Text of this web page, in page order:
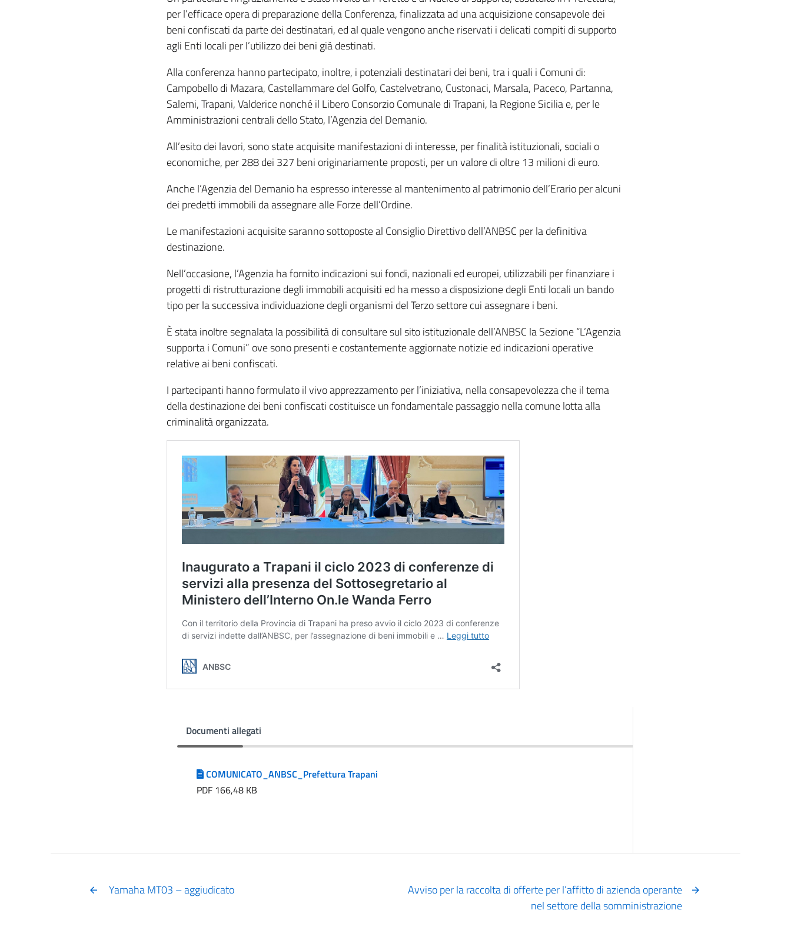
per l’efficace opera di preparazione della Conferenza, finalizzata ad una acquisizione consapevole dei
beni confiscati da parte dei destinatari, ed al quale vengono anche riservati i delicati compiti di supporto
agli Enti locali per l’utilizzo dei beni già destinati.
Alla conferenza hanno partecipato, inoltre, i potenziali destinatari dei beni, tra i quali i Comuni di:
Campobello di Mazara, Castellammare del Golfo, Castelvetrano, Custonaci, Marsala, Paceco, Partanna,
Salemi, Trapani, Valderice nonché il Libero Consorzio Comunale di Trapani, la Regione Sicilia e, per le
Amministrazioni centrali dello Stato, l’Agenzia del Demanio.
All’esito dei lavori, sono state acquisite manifestazioni di interesse, per finalità istituzionali, sociali o
economiche, per 288 dei 327 beni originariamente proposti, per un valore di oltre 13 milioni di euro.
Anche l’Agenzia del Demanio ha espresso interesse al mantenimento al patrimonio dell’Erario per alcuni
dei predetti immobili da assegnare alle Forze dell’Ordine.
Le manifestazioni acquisite saranno sottoposte al Consiglio Direttivo dell’ANBSC per la definitiva
destinazione.
Nell’occasione, l’Agenzia ha fornito indicazioni sui fondi, nazionali ed europei, utilizzabili per finanziare i
progetti di ristrutturazione degli immobili acquisiti ed ha messo a disposizione degli Enti locali un bando
tipo per la successiva individuazione degli organismi del Terzo settore cui assegnare i beni.
È stata inoltre segnalata la possibilità di consultare sul sito istituzionale dell’ANBSC la Sezione “L’Agenzia
supporta i Comuni” ove sono presenti e costantemente aggiornate notizie ed indicazioni operative
relative ai beni confiscati.
I partecipanti hanno formulato il vivo apprezzamento per l’iniziativa, nella consapevolezza che il tema
della destinazione dei beni confiscati costituisce un fondamentale passaggio nella comune lotta alla
criminalità organizzata.
Documenti allegati
COMUNICATO_ANBSC_Prefettura Trapani
PDF 166,48 KB
Yamaha MT03 – aggiudicato
Avviso per la raccolta di offerte per l’affitto di azienda operante
nel settore della somministrazione